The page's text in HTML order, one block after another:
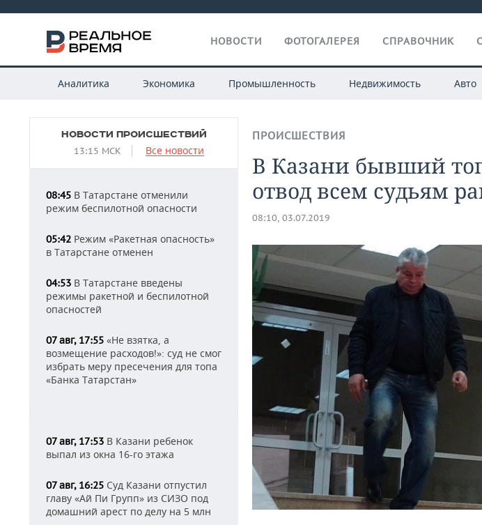
НОВОСТИ ФОТОГАЛЕРЕЯ СПРАВОЧНИК
Аналитика Экономика Промышленность Недвижимость Авто
НОВОСТИ ПРОИСШЕСТВИЙ
13:15 МСК Все новости
08:45 В Татарстане отменили
режим беспилотной опасности
05:42 Режим «Ракетная опасность»
в Татарстане отменен
04:53 В Татарстане введены
режимы ракетной и беспилотной
опасностей
07 авг, 17:55 «Не взятка, а
возмещение расходов!»: суд не смог
избрать меру пресечения для топа
«Банка Татарстан»
07 авг, 17:53 В Казани ребенок
выпал из окна 16-го этажа
07 авг, 16:25 Суд Казани отпустил
главу «Ай Пи Групп» из СИЗО под
домашний арест по делу на 5 млн
ПРОИСШЕСТВИЯ
В Казани бывший
отвод всем судьям
08:10, 03.07.2019